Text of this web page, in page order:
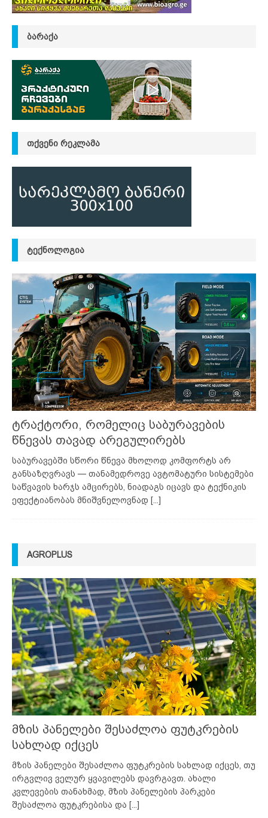
ᲑᲐᲠᲐᲥᲐ
ᲗᲥᲕᲔᲜᲘ ᲠᲔᲙᲚᲐᲛᲐ
ᲢᲔᲥᲜᲝᲚᲝᲒᲘᲐ
ტრაქტორი, რომელიც საბურავების
წნევას თავად არეგულირებს
საბურავებში სწორი წნევა მხოლოდ კომფორტს არ
განსაზღვრავს — თანამედროვე ავტომატური სისტემები
საწვავის ხარჯს ამცირებს, ნიადაგს იცავს და ტექნიკის
ეფექტიანობას მნიშვნელოვნად [...]
AGROPLUS
მზის პანელები შესაძლოა ფუტკრების
სახლად იქცეს
მზის პანელები შესაძლოა ფუტკრების სახლად იქცეს, თუ
ირგვლივ ველურ ყვავილებს დავრგავთ. ახალი
კვლევების თანახმად, მზის პანელების პარკები
შესაძლოა ფუტკრებისა და [...]